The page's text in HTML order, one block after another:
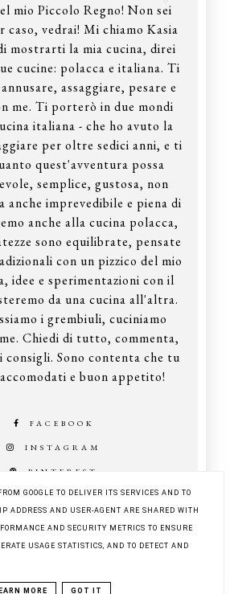
mio Piccolo Regno! Non sei
caso, vedrai! Mi chiamo Kasia
mostrarti la mia cucina, direi
cucine: polacca e italiana. Ti
assaggiare, pesare e
me. Ti porterò in due mondi
italiana - che ho avuto la
per oltre sedici anni, e ti
quest'avventura possa
semplice, gustosa, non
anche imprevedibile e piena di
anche alla cucina polacca,
sono equilibrate, pensate
con un pizzico del mio
idee e sperimentazioni con il
da una cucina all'altra.
i grembiuli, cuciniamo
Chiedi di tutto, commenta,
consigli. Sono contenta che tu
e buon appetito!
FACEBOOK
INSTAGRAM
PINTEREST
KAROGRAFIA.PL
GOOGLE TO DELIVER ITS SERVICES AND TO
ADDRESS AND USER-AGENT ARE SHARED WITH
AND SECURITY METRICS TO ENSURE
USAGE STATISTICS, AND TO DETECT AND
MORE GOT IT